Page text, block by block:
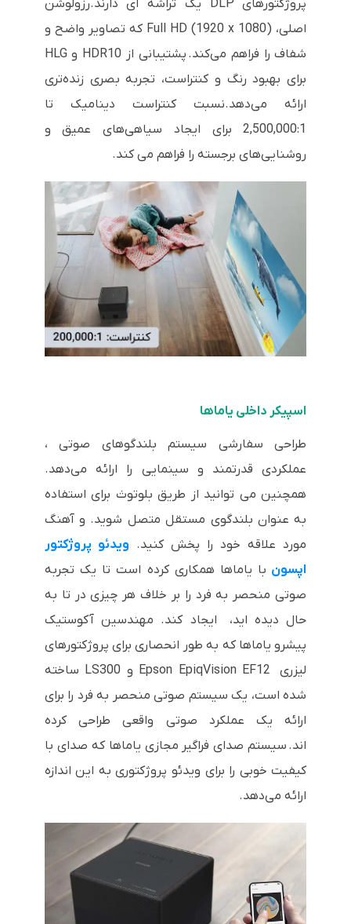
پروژکتورهای DLP یک تراشه ای دارند.رزولوشن
اصلی، Full HD (1920 x 1080) که تصاویر واضح و
شفاف را فراهم می‌کند.
پشتیبانی از HDR10 و HLG
برای بهبود رنگ و کنتراست، تجربه بصری زنده‌تری
ارائه می‌دهد.نسبت کنتراست دینامیک تا
2,500,000:1 برای ایجاد سیاهی‌های عمیق و
روشنایی‌های برجسته را فراهم می کند.
اسپیکر داخلی یاماها
طراحی سفارشی سیستم بلندگوهای صوتی ،
عملکردی قدرتمند و سینمایی را ارائه می‌دهد.
همچنین می توانید از طریق بلوتوث برای استفاده
به عنوان بلندگوی مستقل متصل شوید. و آهنگ
مورد علاقه خود را پخش کنید. ویدئو پروژکتور
اپسون با یاماها همکاری کرده است تا یک تجربه
صوتی منحصر به فرد را بر خلاف هر چیزی در تا به
حال دیده اید، ایجاد کند. مهندسین آکوستیک
پیشرو یاماها که به طور انحصاری برای پروژکتورهای
لیزری Epson EpiqVision EF12 و LS300 ساخته
شده است، یک سیستم صوتی منحصر به فرد را برای
ارائه یک عملکرد صوتی واقعی طراحی کرده
اند. سیستم صدای فراگیر مجازی یاماها که صدای با
کیفیت خوبی را برای ویدئو پروژکتوری به این اندازه
ارائه می‌دهد.